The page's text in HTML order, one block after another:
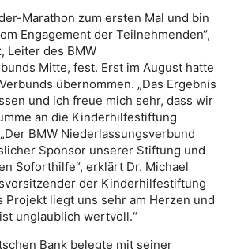
Marathon zum ersten Mal und bin
Engagement der Teilnehmenden“,
Leiter des BMW
Mitte, fest. Erst im August hatte
übernommen. „Das Ergebnis
und ich freue mich sehr, dass wir
an die Kinderhilfestiftung
BMW Niederlassungsverbund
Sponsor unserer Stiftung und
Soforthilfe“, erklärt Dr. Michael
der Kinderhilfestiftung
Projekt liegt uns sehr am Herzen und
unglaublich wertvoll.“
Bank belegte mit seiner